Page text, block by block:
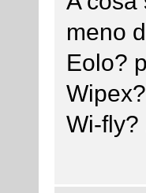
meno
Eolo?
Wi-fly?